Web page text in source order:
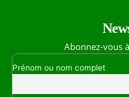
Abonnez-vous
Prénom ou nom complet